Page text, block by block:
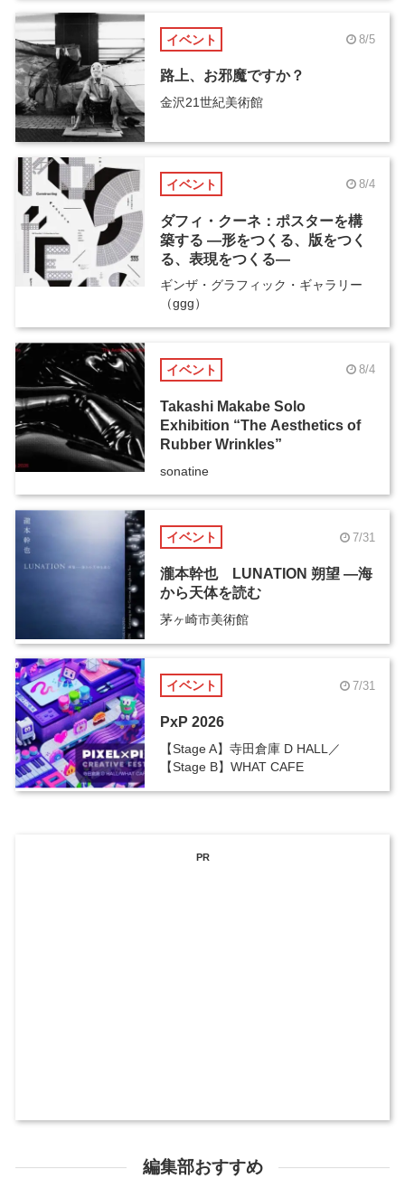
イベント 8/5
路上、お邪魔ですか？
金沢21世紀美術館
イベント 8/4
ダフィ・クーネ：ポスターを構
築する ―形をつくる、版をつく
る、表現をつくる―
ギンザ・グラフィック・ギャラリー
（ggg）
イベント 8/4
Takashi Makabe Solo
Exhibition “The Aesthetics of
Rubber Wrinkles”
sonatine
イベント 7/31
瀧本幹也 LUNATION 朔望 ―海
から天体を読む
茅ヶ崎市美術館
イベント 7/31
PxP 2026
【Stage A】寺田倉庫 D HALL／
【Stage B】WHAT CAFE
PR
編集部おすすめ